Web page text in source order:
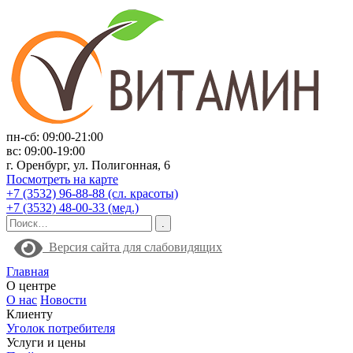
пн-сб: 09:00-21:00
вс: 09:00-19:00
г. Оренбург, ул. Полигонная, 6
Посмотреть на карте
+7 (3532) 96-88-88 (сл. красоты)
+7 (3532) 48-00-33 (мед.)
Версия сайта для слабовидящих
Главная
О центре
О нас Новости
Клиенту
Уголок потребителя
Услуги и цены